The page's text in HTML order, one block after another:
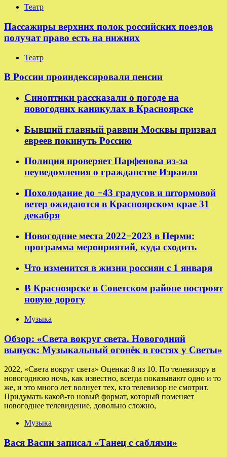
Театр
Пассажиры верхних полок российских поездов
получат право есть на нижних
Театр
В России проиндексировали пенсии
Синоптики рассказали о погоде на
новогодних каникулах в Красноярске
Бывший главный раввин Москвы призвал
евреев покинуть Россию
Полиция проверяет Парфенова из-за
неуведомления о гражданстве Израиля
Похолодание до −43 градусов и штормовой
ветер ожидаются в Красноярском крае 31
декабря
Новогодние места 2022−2023 в Перми:
программа мероприятий, куда сходить
Что изменится в жизни россиян с 1 января
В Красноярске в Советском районе построят
новую дорогу
Музыка
Обзор: «Света вокруг света. Новогодний
выпуск: Музыкальный огонёк в гостях у Светы»
2022, «Света вокруг света» Оценка: 8 из 10. По телевизору в
новогоднюю ночь, как известно, всегда показывают одно и то
же, и это много лет волнует тех, кто телевизор не смотрит.
Придумать какой-то новый формат, который поменяет
новогоднее телевидение, довольно сложно,
Музыка
Вася Васин записал «Танец с саблями»